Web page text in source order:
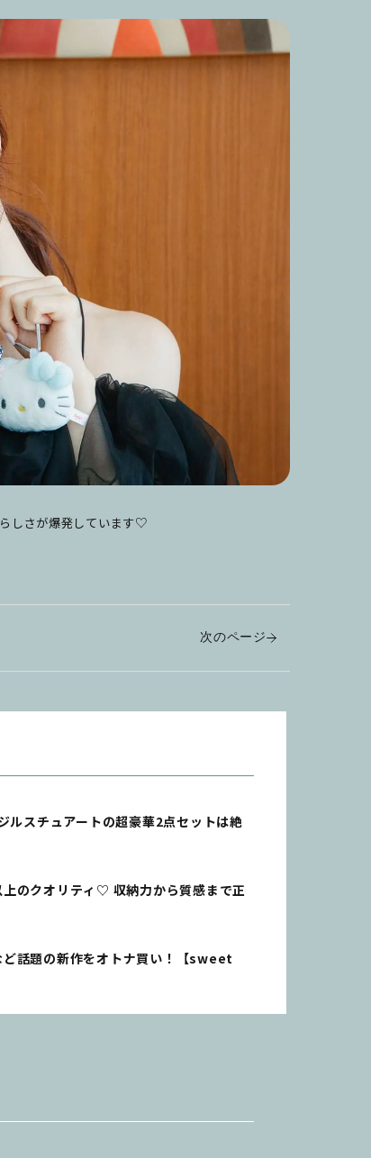
しさが爆発しています♡
次のページ
ルスチュアートの超豪華2点セットは絶
のクオリティ♡ 収納力から質感まで正
ど話題の新作をオトナ買い！【sweet